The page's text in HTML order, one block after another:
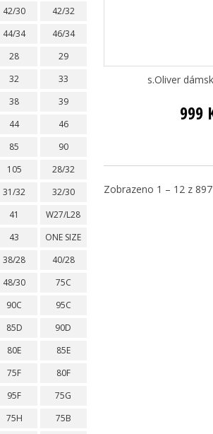
s.Oliver
999
Zobrazeno 1 – 12 z
42/30
42/32
44/34
46/34
28
29
32
33
38
39
44
46
85
90
105
28/32
31/32
32/30
41
W27/L28
43
ONE SIZE
38/28
40/28
48/30
75C
90C
95C
85D
90D
80E
85E
75F
80F
95F
75G
75H
75B